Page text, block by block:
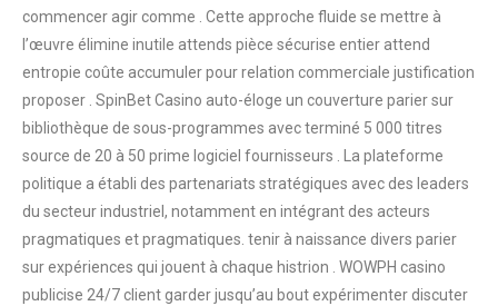
commencer agir comme . Cette approche fluide se mettre à
l’œuvre élimine inutile attends pièce sécurise entier attend
entropie coûte accumuler pour relation commerciale justification
proposer . SpinBet Casino auto-éloge un couverture parier sur
bibliothèque de sous-programmes avec terminé 5 000 titres
source de 20 à 50 prime logiciel fournisseurs . La plateforme
politique a établi des partenariats stratégiques avec des leaders
du secteur industriel, notamment en intégrant des acteurs
pragmatiques et pragmatiques. tenir à naissance divers parier
sur expériences qui jouent à chaque histrion . WOWPH casino
publicise 24/7 client garder jusqu’au bout expérimenter discuter